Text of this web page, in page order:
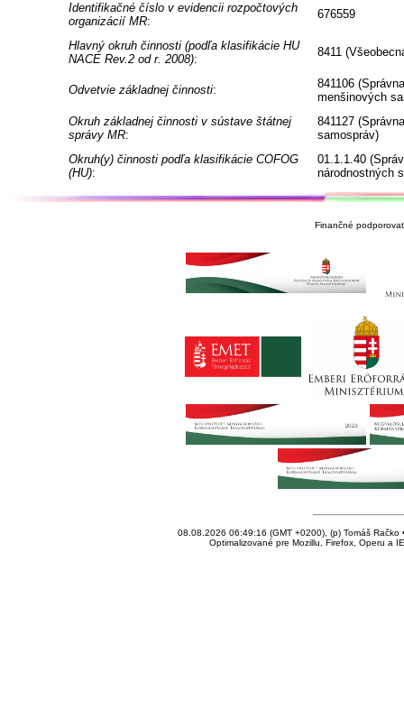
Identifikačné číslo v evidencii rozpočtových
organizácií MR:
676559
Hlavný okruh činnosti (podľa klasifikácie HU
NACE Rev.2 od r. 2008):
8411
Odvetvie základnej činnosti:
841106
menšinových
Okruh základnej činnosti v sústave štátnej
správy MR:
841127
samospráv)
Okruh(y) činnosti podľa klasifikácie COFOG
(HU):
01.1.1.40
národnostných
Finančné
08.08.2026 06:49:16 (GMT +0200), (p) Tomáš Račko
Optimalizované pre Mozillu, Firefox, Operu a